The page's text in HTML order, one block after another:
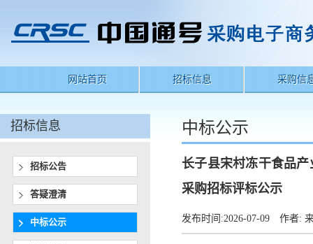
网站首页 招标信息 采购信
招标信息
招标公告
答疑澄清
中标公示
中标公示
长子县宋村冻干食品
采购招标评标公示
发布时间:2026-07-09 作者: